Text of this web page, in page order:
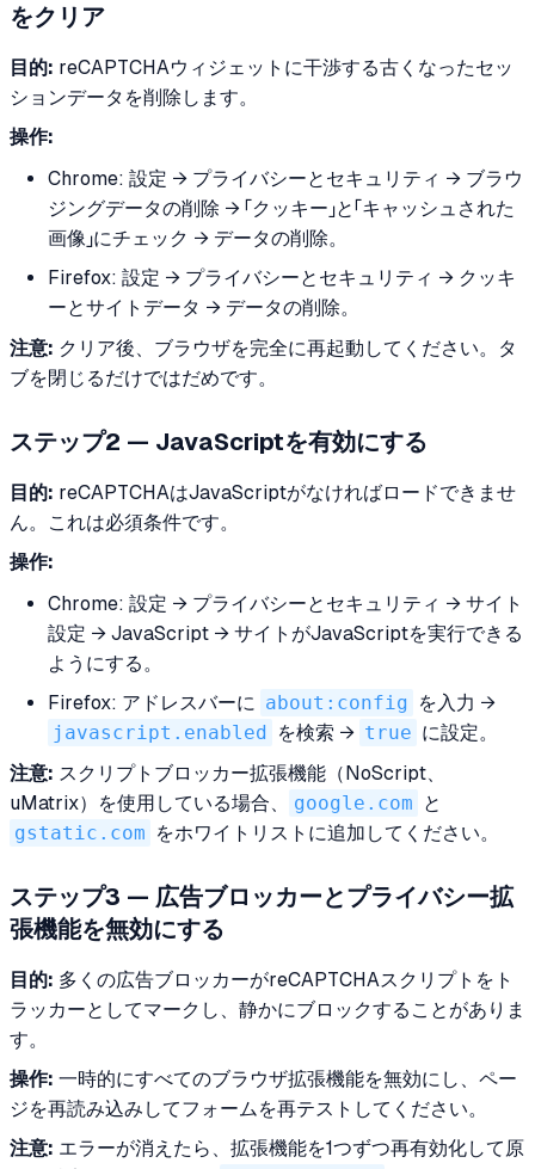
をクリア
目的: reCAPTCHAウィジェットに干渉する古くなったセッ
ションデータを削除します。
操作:
Chrome: 設定 → プライバシーとセキュリティ → ブラウ
ジングデータの削除 → 「クッキー」と「キャッシュされた
画像」にチェック → データの削除。
Firefox: 設定 → プライバシーとセキュリティ → クッキ
ーとサイトデータ → データの削除。
注意: クリア後、ブラウザを完全に再起動してください。タ
ブを閉じるだけではだめです。
ステップ2 — JavaScriptを有効にする
目的: reCAPTCHAはJavaScriptがなければロードできませ
ん。これは必須条件です。
操作:
Chrome: 設定 → プライバシーとセキュリティ → サイト
設定 → JavaScript → サイトがJavaScriptを実行できる
ようにする。
Firefox: アドレスバーに about:config を入力 →
javascript.enabled を検索 → true に設定。
注意: スクリプトブロッカー拡張機能（NoScript、
uMatrix）を使用している場合、
google.com と
gstatic.com をホワイトリストに追加してください。
ステップ3 — 広告ブロッカーとプライバシー拡
張機能を無効にする
目的: 多くの広告ブロッカーがreCAPTCHAスクリプトをト
ラッカーとしてマークし、静かにブロックすることがありま
す。
操作: 一時的にすべてのブラウザ拡張機能を無効にし、ペー
ジを再読み込みしてフォームを再テストしてください。
注意: エラーが消えたら、拡張機能を1つずつ再有効化して原